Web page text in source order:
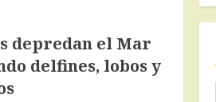
depredan el Mar
delfines, lobos y